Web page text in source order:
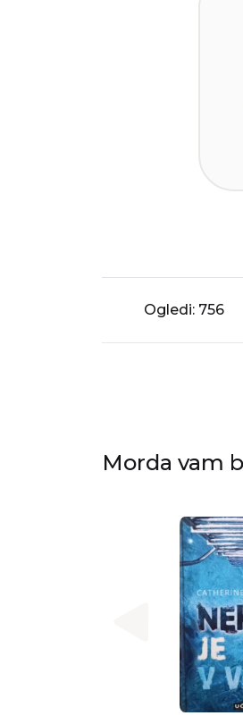
Ogledi: 756
Morda vam